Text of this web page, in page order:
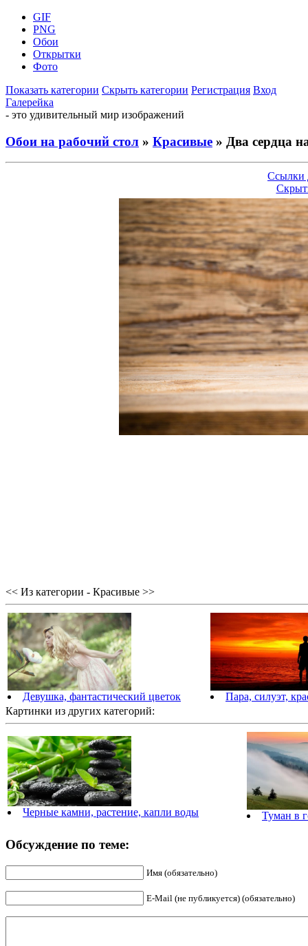
GIF
PNG
Обои
Открытки
Фото
Показать категории Скрыть категории Регистрация Вход
Галерейка
- это удивительный мир изображений
Обои на рабочий стол » Красивые » Два сердца
Ссылки
<< Из категории - Красивые >>
Девушка, фантастический цветок
Пара, силуэт,
Картинки из других категорий:
Черные камни, растение, капли воды Туман в
Обсуждение по теме:
Имя (обязательно)
E-Mail (не публикуется) (обязательно)